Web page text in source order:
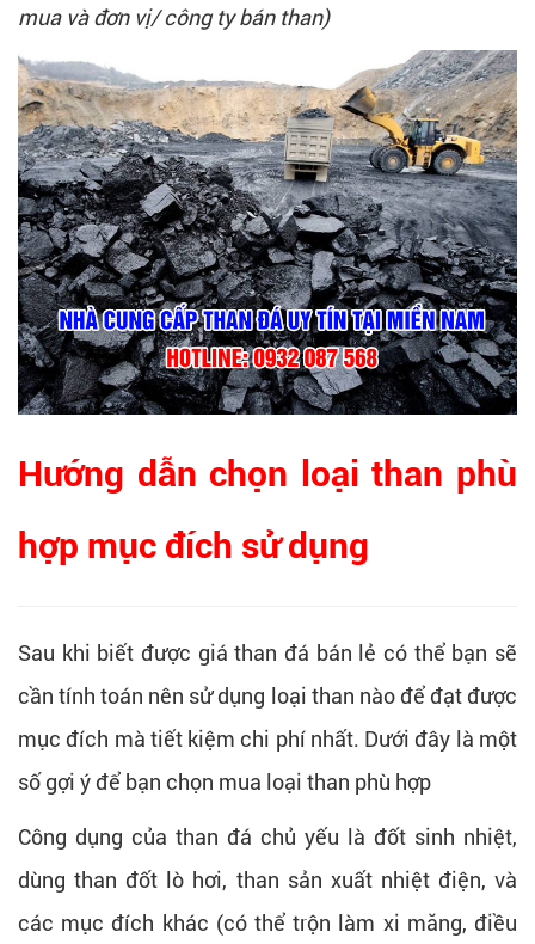
mua và đơn vị/ công ty bán than)
Hướng dẫn chọn loại than phù
hợp mục đích sử dụng
Sau khi biết được giá than đá bán lẻ có thể bạn sẽ
cần tính toán nên sử dụng loại than nào để đạt được
mục đích mà tiết kiệm chi phí nhất. Dưới đây là một
số gợi ý để bạn chọn mua loại than phù hợp
Công dụng của than đá chủ yếu là đốt sinh nhiệt,
dùng than đốt lò hơi, than sản xuất nhiệt điện, và
các mục đích khác (có thể trộn làm xi măng, điều